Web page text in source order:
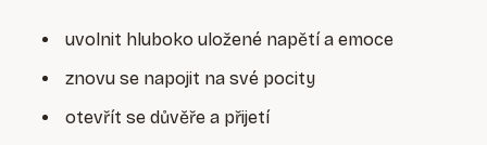
uvolnit hluboko uložené napětí a emoce
znovu se napojit na své pocity
otevřít se důvěře a přijetí